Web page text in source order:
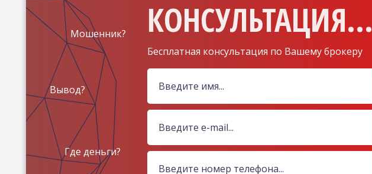
КОНСУЛЬТАЦИЯ...
Бесплатная консультация по Вашему брокеру
Мошенник?
Вывод?
Где деньги?